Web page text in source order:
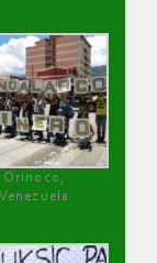
Orinoco,
Venezuela